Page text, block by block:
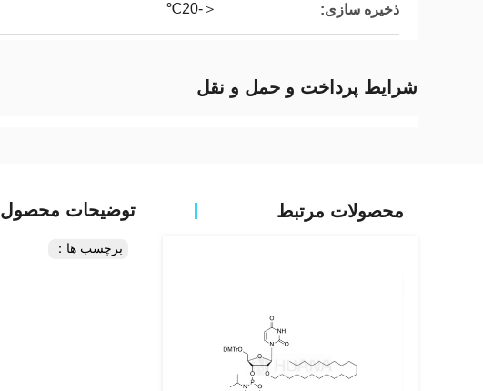
ذخیره سازی: ＜-20℃
شرایط پرداخت و حمل و نقل
محصولات مرتبط توضیحات محصول
برچسب ها：